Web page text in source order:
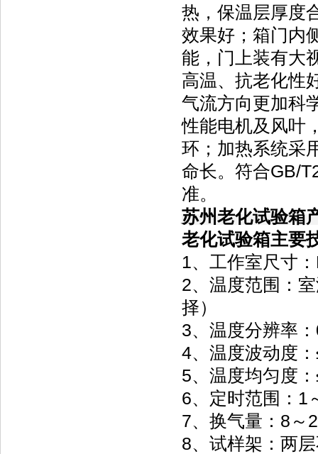
热，保温层厚度
效果好；箱门内
能，门上装有大
高温、抗老化性
气流方向更加科
性能电机及风叶
环；加热系统采
命长。符合GB/
准。
苏州老化试验箱
老化试验箱主要
1、工作室尺寸
2、温度范围：
择）
3、温度分辨率
4、温度波动度
5、温度均匀度
6、定时范围：1
7、换气量：8～
8、试样架：两